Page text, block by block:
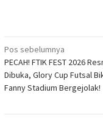
Navigasi
pos
Pos sebelumnya
PECAH! FTIK FEST 2026
Dibuka, Glory Cup Futsal
Fanny Stadium Bergejolak!